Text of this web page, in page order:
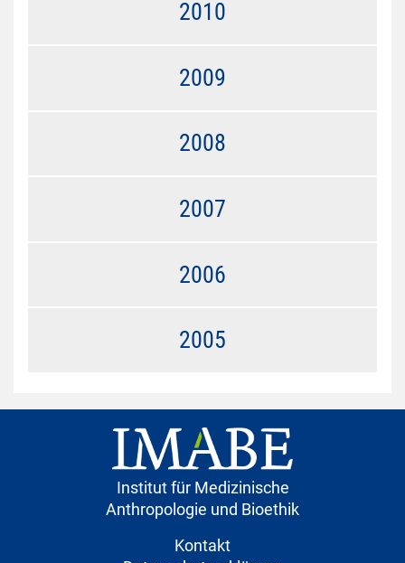
2010
2009
2008
2007
2006
2005
Institut für Medizinische
Anthropologie und Bioethik
Kontakt